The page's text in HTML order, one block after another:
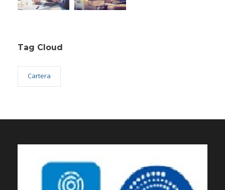
Tag Cloud
Cartera